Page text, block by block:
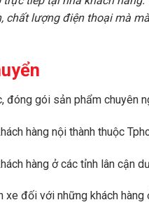
chất lượng điện thoại mà
đóng gói sản phẩm chuyên
hàng nội thành thuộc
hàng ở các tỉnh lân cận
đối với những khách hàng